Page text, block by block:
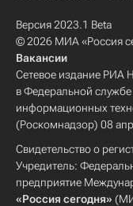
Версия 2023.1 Beta
© 2026 МИА «Россия
Вакансии
Сетевое издание РИА
в Федеральной
информационных
(Роскомнадзор) 08
Свидетельство о
Учредитель:
предприятие
«Россия сегодня»